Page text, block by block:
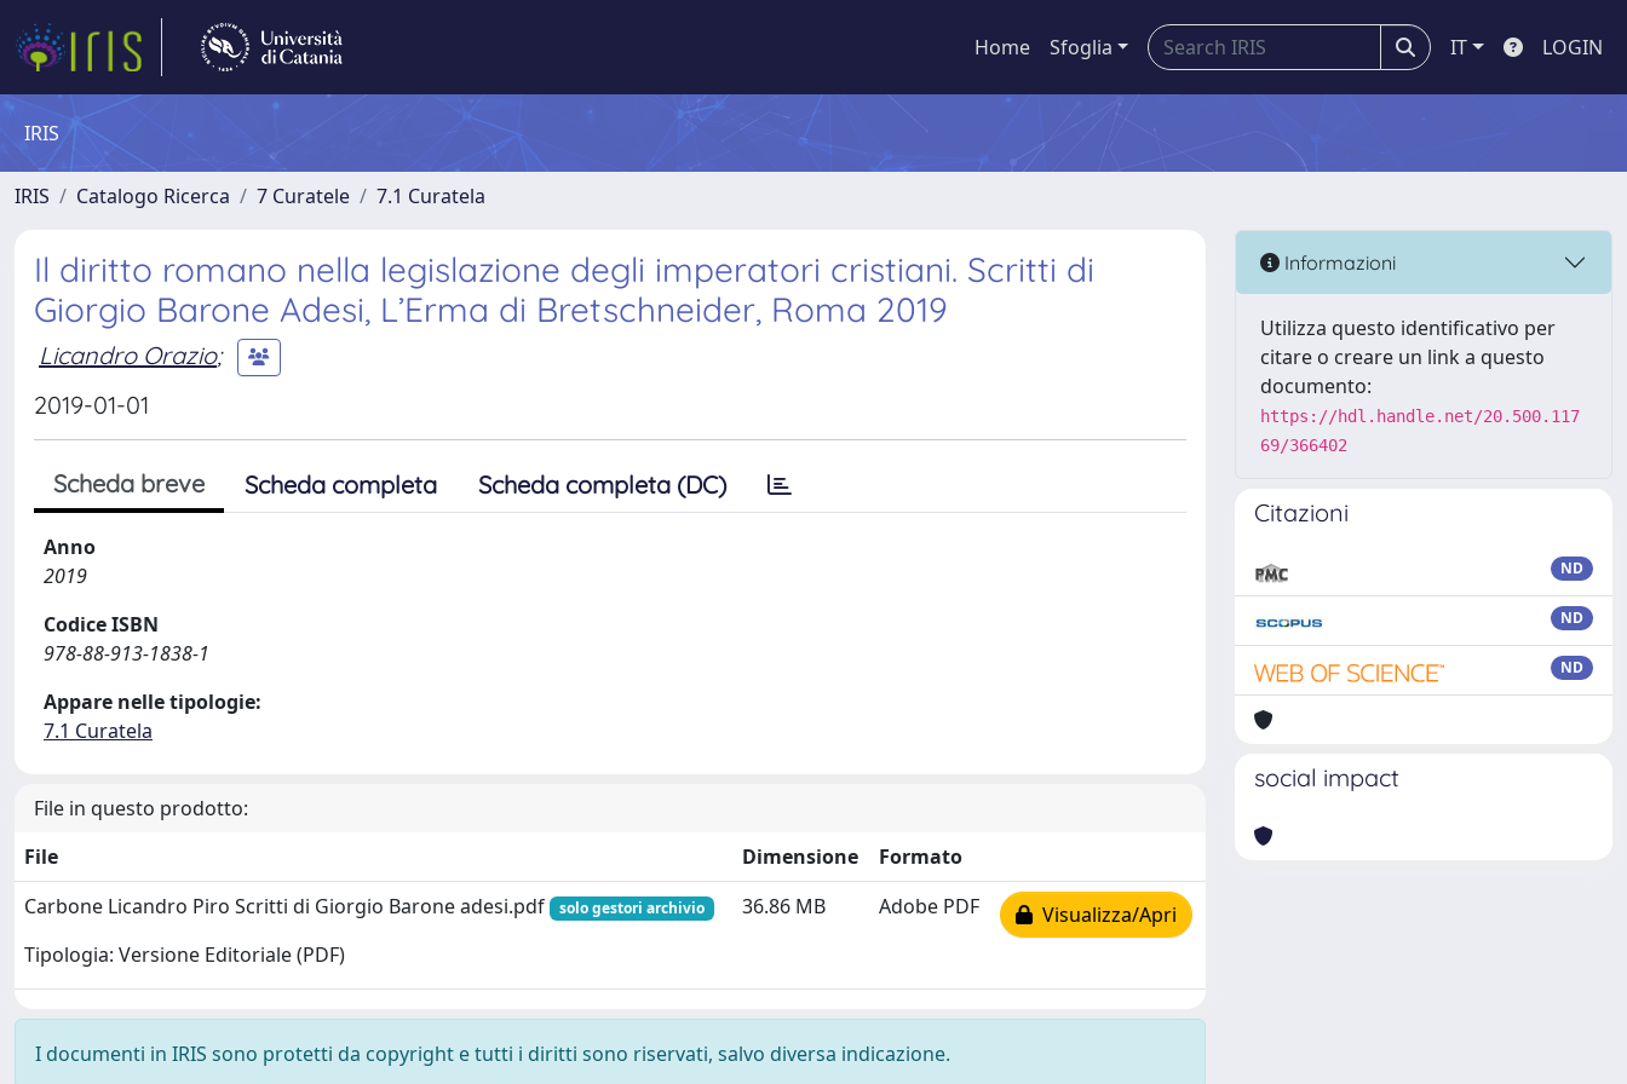
Home Sfoglia IT LOGIN
IRIS
IRIS Catalogo Ricerca 7 Curatele 7.1 Curatela
Il diritto romano nella legislazione degli imperatori cristiani. Scritti di
Giorgio Barone Adesi, L’Erma di Bretschneider, Roma 2019
Licandro Orazio;
2019-01-01
Scheda breve Scheda completa Scheda completa (DC)
Anno
2019
Codice ISBN
978-88-913-1838-1
Appare nelle tipologie:
7.1 Curatela
File in questo prodotto:
File
Dimensione
Formato
Carbone Licandro Piro Scritti di Giorgio Barone adesi.pdf
solo gestori archivio
Tipologia: Versione Editoriale (PDF)
36.86 MB Adobe PDF Visualizza/Apri
I documenti in IRIS sono protetti da copyright e tutti i diritti sono riservati, salvo diversa indicazione.
Informazioni
Utilizza questo identificativo per
citare o creare un link a questo
documento:
https://hdl.handle.net/20.500.117
69/366402
Citazioni
ND
ND
ND
social impact